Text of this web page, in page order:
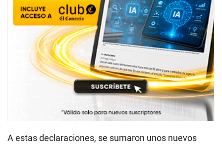
A estas declaraciones, se sumaron unos nuevos